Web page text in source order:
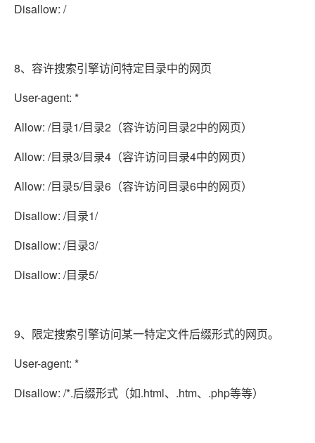
Disallow: /
8、容许搜索引擎访问特定目录中的网页
User-agent: *
Allow: /目录1/目录2（容许访问目录2中的网页）
Allow: /目录3/目录4（容许访问目录4中的网页）
Allow: /目录5/目录6（容许访问目录6中的网页）
Disallow: /目录1/
Disallow: /目录3/
Disallow: /目录5/
9、限定搜索引擎访问某一特定文件后缀形式的网页。
User-agent: *
Disallow: /*.后缀形式（如.html、.htm、.php等等）